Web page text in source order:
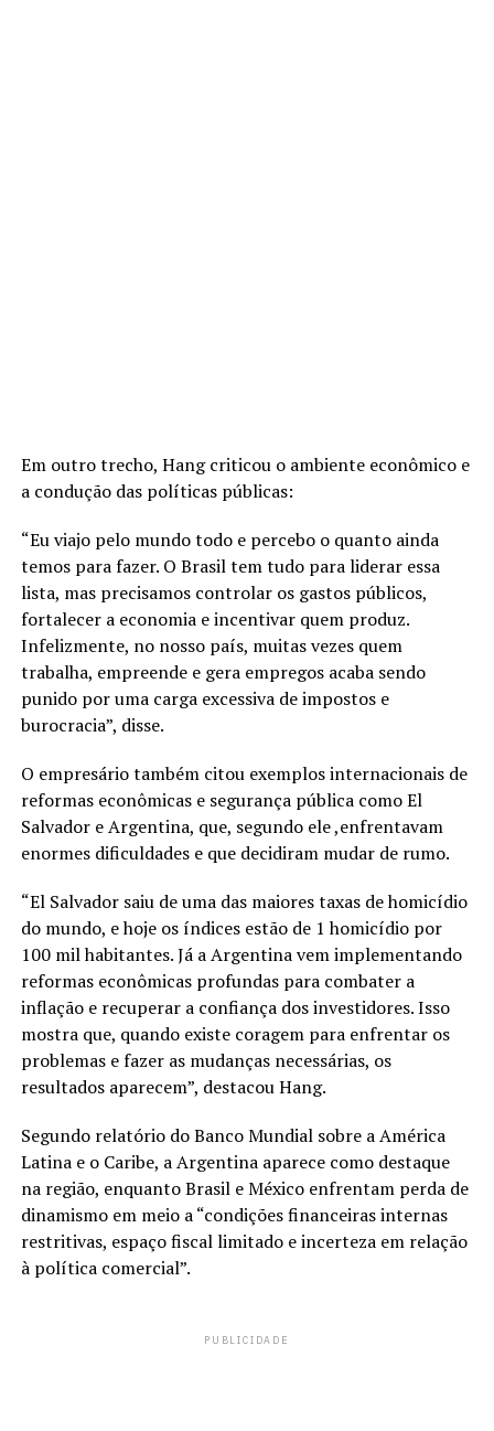
Em outro trecho, Hang criticou o ambiente econômico e
a condução das políticas públicas:
“Eu viajo pelo mundo todo e percebo o quanto ainda
temos para fazer. O Brasil tem tudo para liderar essa
lista, mas precisamos controlar os gastos públicos,
fortalecer a economia e incentivar quem produz.
Infelizmente, no nosso país, muitas vezes quem
trabalha, empreende e gera empregos acaba sendo
punido por uma carga excessiva de impostos e
burocracia”, disse.
O empresário também citou exemplos internacionais de
reformas econômicas e segurança pública como El
Salvador e Argentina, que, segundo ele ,enfrentavam
enormes dificuldades e que decidiram mudar de rumo.
“El Salvador saiu de uma das maiores taxas de homicídio
do mundo, e hoje os índices estão de 1 homicídio por
100 mil habitantes. Já a Argentina vem implementando
reformas econômicas profundas para combater a
inflação e recuperar a confiança dos investidores. Isso
mostra que, quando existe coragem para enfrentar os
problemas e fazer as mudanças necessárias, os
resultados aparecem”, destacou Hang.
Segundo relatório do Banco Mundial sobre a América
Latina e o Caribe, a Argentina aparece como destaque
na região, enquanto Brasil e México enfrentam perda de
dinamismo em meio a “condições financeiras internas
restritivas, espaço fiscal limitado e incerteza em relação
à política comercial”.
PUBLICIDADE